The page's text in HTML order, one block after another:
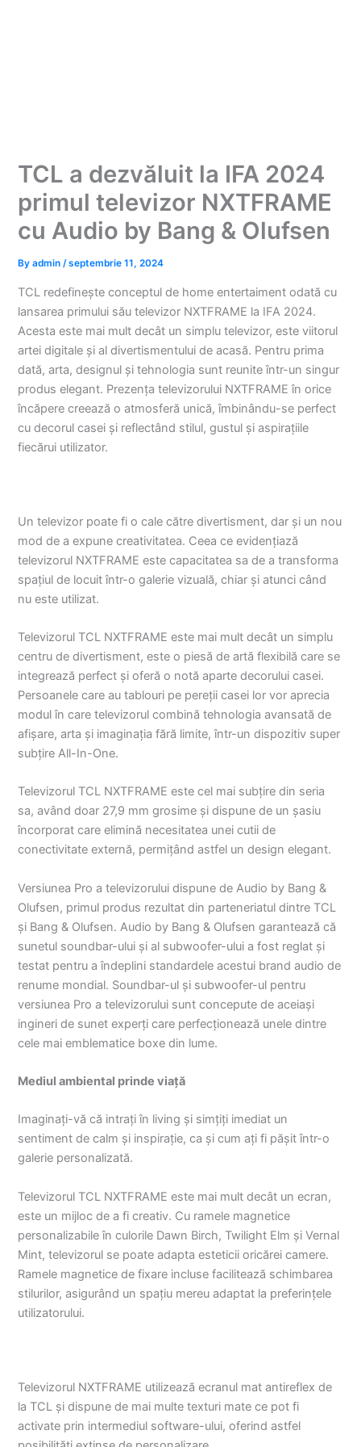
TCL a dezvăluit la IFA 2024
primul televizor NXTFRAME
cu Audio by Bang & Olufsen
Byadmin/septembrie 11, 2024
TCL redefinește conceptul de home entertaiment odată cu
lansarea primului său televizor NXTFRAME la IFA 2024.
Acesta este mai mult decât un simplu televizor, este viitorul
artei digitale și al divertismentului de acasă. Pentru prima
dată, arta, designul și tehnologia sunt reunite într-un singur
produs elegant. Prezența televizorului NXTFRAME în orice
încăpere creează o atmosferă unică, îmbinându-se perfect
cu decorul casei și reflectând stilul, gustul și aspirațiile
fiecărui utilizator.
Un televizor poate fi o cale către divertisment, dar și un nou
mod de a expune creativitatea. Ceea ce evidențiază
televizorul NXTFRAME este capacitatea sa de a transforma
spațiul de locuit într-o galerie vizuală, chiar și atunci când
nu este utilizat.
Televizorul TCL NXTFRAME este mai mult decât un simplu
centru de divertisment, este o piesă de artă flexibilă care se
integrează perfect și oferă o notă aparte decorului casei.
Persoanele care au tablouri pe pereții casei lor vor aprecia
modul în care televizorul combină tehnologia avansată de
afișare, arta și imaginația fără limite, într-un dispozitiv super
subțire All-In-One.
Televizorul TCL NXTFRAME este cel mai subțire din seria
sa, având doar 27,9 mm grosime și dispune de un șasiu
încorporat care elimină necesitatea unei cutii de
conectivitate externă, permițând astfel un design elegant.
Versiunea Pro a televizorului dispune de Audio by Bang &
Olufsen, primul produs rezultat din parteneriatul dintre TCL
și Bang & Olufsen. Audio by Bang & Olufsen garantează că
sunetul soundbar-ului și al subwoofer-ului a fost reglat și
testat pentru a îndeplini standardele acestui brand audio de
renume mondial. Soundbar-ul și subwoofer-ul pentru
versiunea Pro a televizorului sunt concepute de aceiași
ingineri de sunet experți care perfecționează unele dintre
cele mai emblematice boxe din lume.
Mediul ambiental prinde viață
Imaginați-vă că intrați în living și simțiți imediat un
sentiment de calm și inspirație, ca și cum ați fi pășit într-o
galerie personalizată.
Televizorul TCL NXTFRAME este mai mult decât un ecran,
este un mijloc de a fi creativ. Cu ramele magnetice
personalizabile în culorile Dawn Birch, Twilight Elm și Vernal
Mint, televizorul se poate adapta esteticii oricărei camere.
Ramele magnetice de fixare incluse facilitează schimbarea
stilurilor, asigurând un spațiu mereu adaptat la preferințele
utilizatorului.
Televizorul NXTFRAME utilizează ecranul mat antireflex de
la TCL și dispune de mai multe texturi mate ce pot fi
activate prin intermediul software-ului, oferind astfel